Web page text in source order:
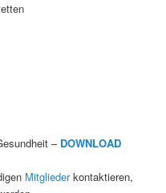
– DOWNLOAD
Mitgliederkontaktieren,